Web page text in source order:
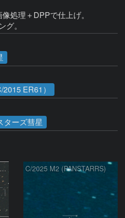
処理＋DPPで仕上げ。
。
ER61）
ターズ彗星
パンスターズ彗星 ( C/2024R4 )：2026/07/27 C/2025 M2 (PANSTARRS)